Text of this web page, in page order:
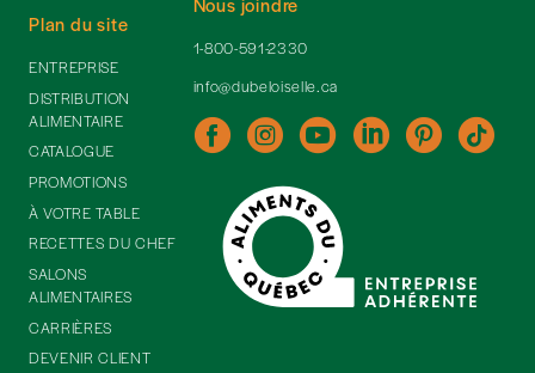
1-800-591-2330
info@dubeloiselle.ca
Plan du site
ENTREPRISE
DISTRIBUTION
ALIMENTAIRE
CATALOGUE
PROMOTIONS
À VOTRE TABLE
RECETTES DU CHEF
SALONS
ALIMENTAIRES
CARRIÈRES
DEVENIR CLIENT